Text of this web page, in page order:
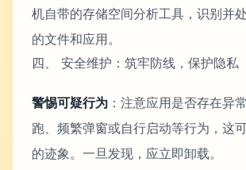
机自带的存储空间分析工具，识别并
的文件和应用。
四、 安全维护：筑牢防线，保护隐私
警惕可疑行为 ：注意应用是否存在异
跑、频繁弹窗或自行启动等行为，这
的迹象。一旦发现，应立即卸载。